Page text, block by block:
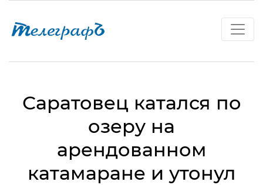
Саратовец катался по
озеру на
арендованном
катамаране и утонул